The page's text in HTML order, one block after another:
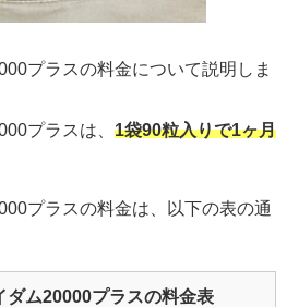
プラスの料金について説明しま
プラスは、 1袋90粒入りで1ヶ月
プラスの料金は、以下の表の通
ダム20000プラスの料金表